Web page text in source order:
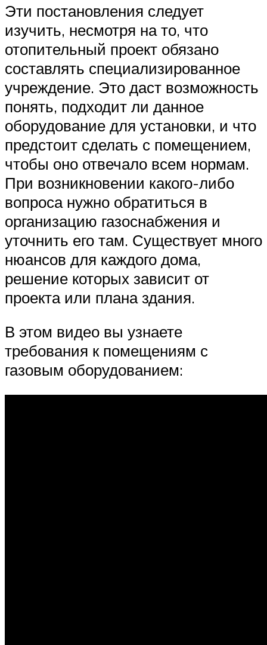
Эти постановления следует
изучить, несмотря на то, что
отопительный проект обязано
составлять специализированное
учреждение. Это даст возможность
понять, подходит ли данное
оборудование для установки, и что
предстоит сделать с помещением,
чтобы оно отвечало всем нормам.
При возникновении какого-либо
вопроса нужно обратиться в
организацию газоснабжения и
уточнить его там. Существует много
нюансов для каждого дома,
решение которых зависит от
проекта или плана здания.
В этом видео вы узнаете
требования к помещениям с
газовым оборудованием: